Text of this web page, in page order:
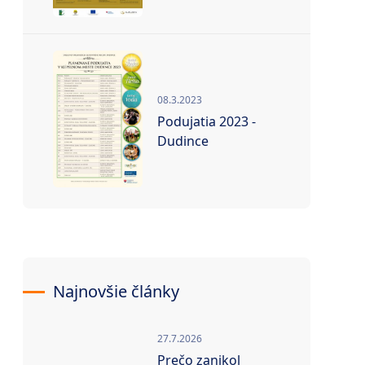
08.3.2023
Podujatia 2023 -
Dudince
Najnovšie články
27.7.2026
Prečo zanikol